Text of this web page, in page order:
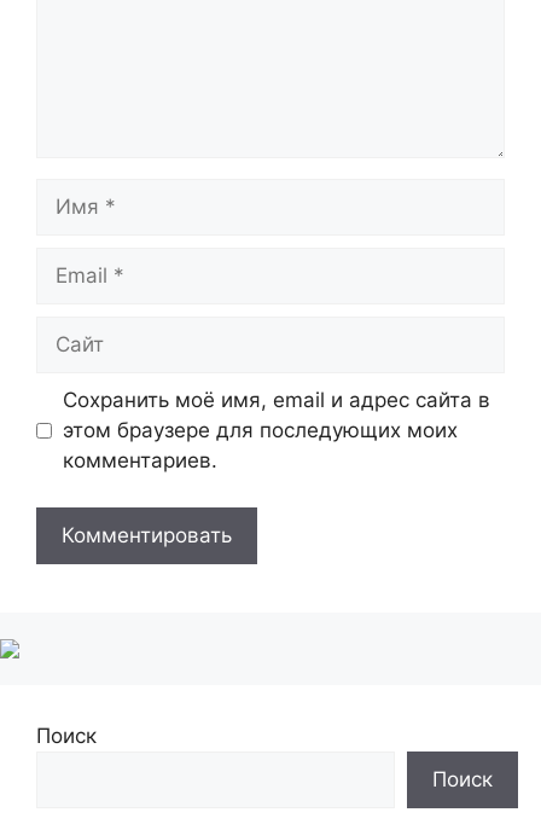
Имя
Email
Сайт
Сохранить моё имя, email и адрес сайта в
этом браузере для последующих моих
комментариев.
Поиск
Поиск